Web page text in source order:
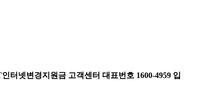
터넷변경지원금 고객센터 대표번호 1600-4959 입